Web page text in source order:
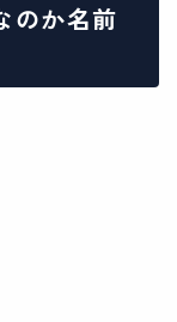
のか名前